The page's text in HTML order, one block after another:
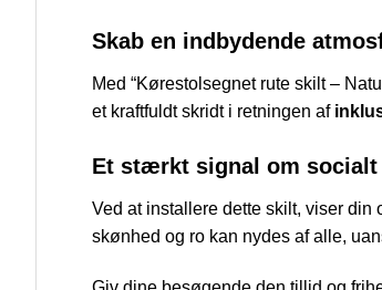
Skab en indbydende
Med “Kørestolsegnet rute skilt –
et kraftfuldt skridt i retningen af
Et stærkt signal om socialt
Ved at installere dette skilt, viser din
skønhed og ro kan nydes af alle,